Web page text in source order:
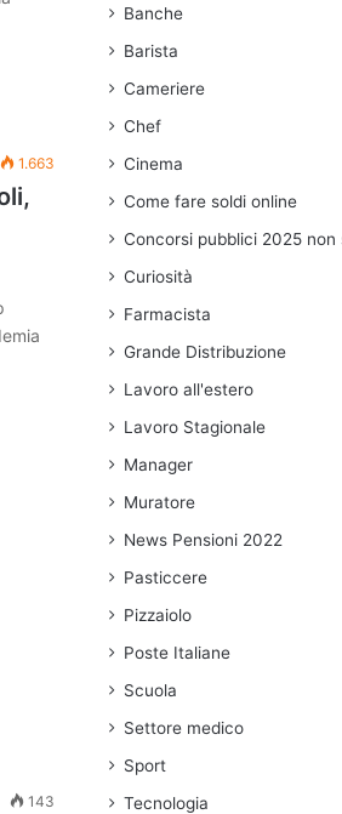
1.663
143
Banche
Barista
Cameriere
Chef
Cinema
Come fare soldi online
Concorsi pubblici 2025 non
Curiosità
Farmacista
Grande Distribuzione
Lavoro all'estero
Lavoro Stagionale
Manager
Muratore
News Pensioni 2022
Pasticcere
Pizzaiolo
Poste Italiane
Scuola
Settore medico
Sport
Tecnologia